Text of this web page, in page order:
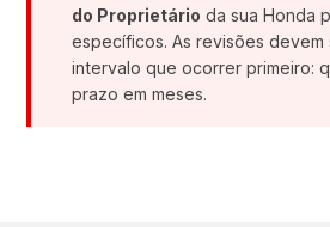
do Proprietário da sua Honda
específicos. As revisões devem
intervalo que ocorrer primeiro:
prazo em meses.